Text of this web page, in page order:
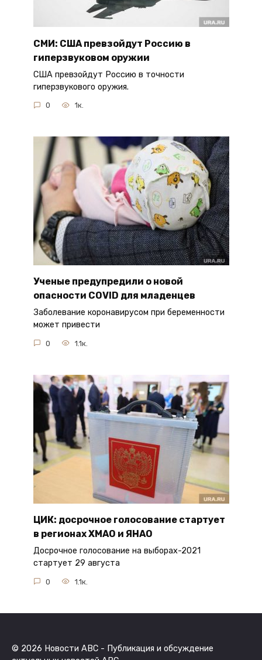
СМИ: США превзойдут Россию в
гиперзвуковом оружии
США превзойдут Россию в точности
гиперзвукового оружия.
0 1к.
Ученые предупредили о новой
опасности COVID для младенцев
Заболевание коронавирусом при беременности
может привести
0 1.1к.
ЦИК: досрочное голосование стартует
в регионах ХМАО и ЯНАО
Досрочное голосование на выборах-2021
стартует 29 августа
0 1.1к.
© 2026 Новости ABC - Публикация и обсуждение